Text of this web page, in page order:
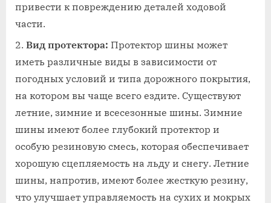
привести к повреждению деталей ходовой
части.
Вид протектора: Протектор шины может
иметь различные виды в зависимости от
погодных условий и типа дорожного покрытия,
на котором вы чаще всего ездите. Существуют
летние, зимние и всесезонные шины. Зимние
шины имеют более глубокий протектор и
особую резиновую смесь, которая обеспечивает
хорошую сцепляемость на льду и снегу. Летние
шины, напротив, имеют более жесткую резину,
что улучшает управляемость на сухих и мокрых